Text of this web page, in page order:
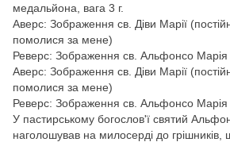
медальйона, вага 3 г.
Аверс: Зображення св. Діви Марії
помолися за мене)
Реверс: Зображення св. Альфонсо Марія
Аверс: Зображення св. Діви Марії
помолися за мене)
Реверс: Зображення св. Альфонсо Марія
У пастирському богослов'ї святий
наголошував на милосерді до грішників,